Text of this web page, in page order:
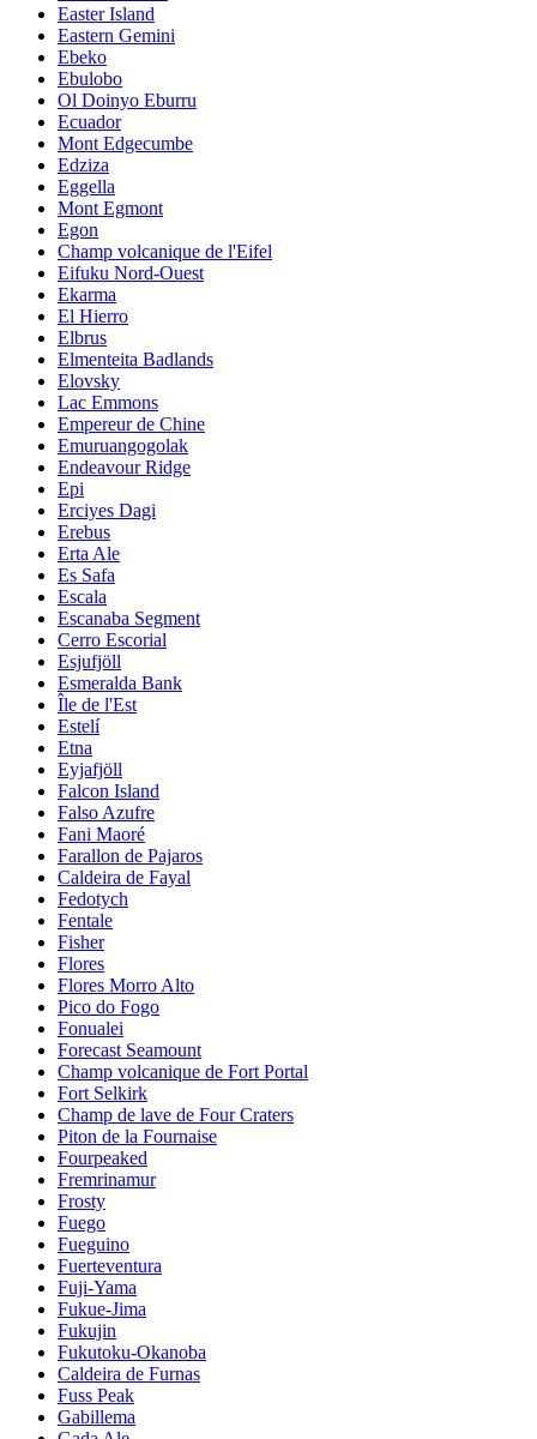
Easter Island
Eastern Gemini
Ebeko
Ebulobo
Ol Doinyo Eburru
Ecuador
Mont Edgecumbe
Edziza
Eggella
Mont Egmont
Egon
Champ volcanique de l'Eifel
Eifuku Nord-Ouest
Ekarma
El Hierro
Elbrus
Elmenteita Badlands
Elovsky
Lac Emmons
Empereur de Chine
Emuruangogolak
Endeavour Ridge
Epi
Erciyes Dagi
Erebus
Erta Ale
Es Safa
Escala
Escanaba Segment
Cerro Escorial
Esjufjöll
Esmeralda Bank
Île de l'Est
Estelí
Etna
Eyjafjöll
Falcon Island
Falso Azufre
Fani Maoré
Farallon de Pajaros
Caldeira de Fayal
Fedotych
Fentale
Fisher
Flores
Flores Morro Alto
Pico do Fogo
Fonualei
Forecast Seamount
Champ volcanique de Fort Portal
Fort Selkirk
Champ de lave de Four Craters
Piton de la Fournaise
Fourpeaked
Fremrinamur
Frosty
Fuego
Fueguino
Fuerteventura
Fuji-Yama
Fukue-Jima
Fukujin
Fukutoku-Okanoba
Caldeira de Furnas
Fuss Peak
Gabillema